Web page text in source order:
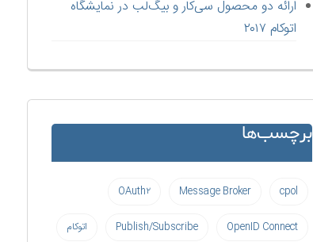
ارائه دو محصول سی‌کار و بیگ‌لب در نمایشگاه
اتوکام ۲۰۱۷
برچسب‌ها
cpol
Message Broker OAuth۲
OpenID Connect
Publish/Subscribe اتوکام